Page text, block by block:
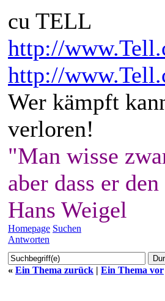
cu TELL
http://
http://
Wer kämpft
verloren!
"Man wisse
aber dass er
Hans Weigel
Homepage Suchen
Antworten
« Ein Thema zurück | Ein Thema vor